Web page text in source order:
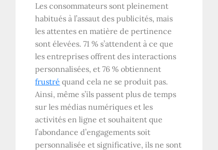
Les consommateurs sont pleinement
habitués à l’assaut des publicités, mais
les attentes en matière de pertinence
sont élevées. 71 % s’attendent à ce que
les entreprises offrent des interactions
personnalisées, et 76 % obtiennent
frustré quand cela ne se produit pas.
Ainsi, même s’ils passent plus de temps
sur les médias numériques et les
activités en ligne et souhaitent que
l’abondance d’engagements soit
personnalisée et significative, ils ne sont